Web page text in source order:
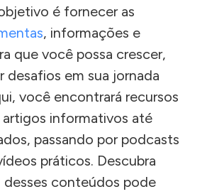
é fornecer as
, informações e
que você possa crescer,
desafios em sua jornada
você encontrará recursos
informativos até
passando por podcasts
práticos. Descubra
conteúdos pode